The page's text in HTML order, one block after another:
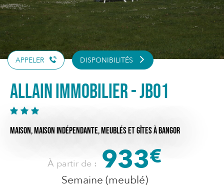
APPELER DISPONIBILITÉS
Allain Immobilier - JB01
MAISON,MAISON INDÉPENDANTE,MEUBLÉS ET GÎTESÀ BANGOR
À partir de : 933€
Semaine (meublé)